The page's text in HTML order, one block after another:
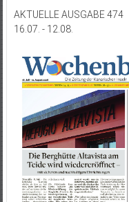
AKTUELLE AUSGABE 474
16.07. - 12.08.